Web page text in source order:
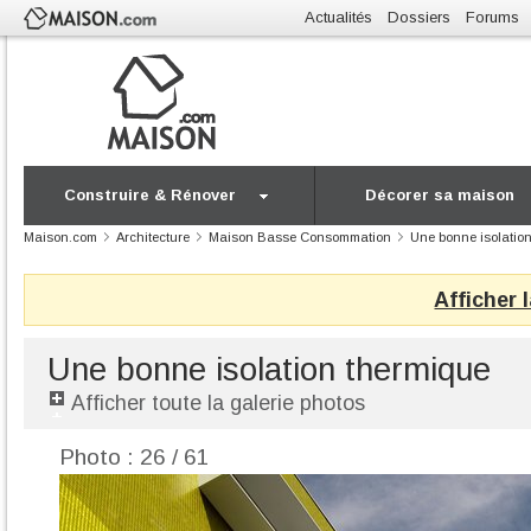
Actualités Dossiers Forums
Construire & Rénover Décorer sa maison
Maison.com Architecture Maison Basse Consommation Une bonne
Afficher
Une bonne isolation thermique
Afficher toute la galerie photos
Photo : 26 / 61